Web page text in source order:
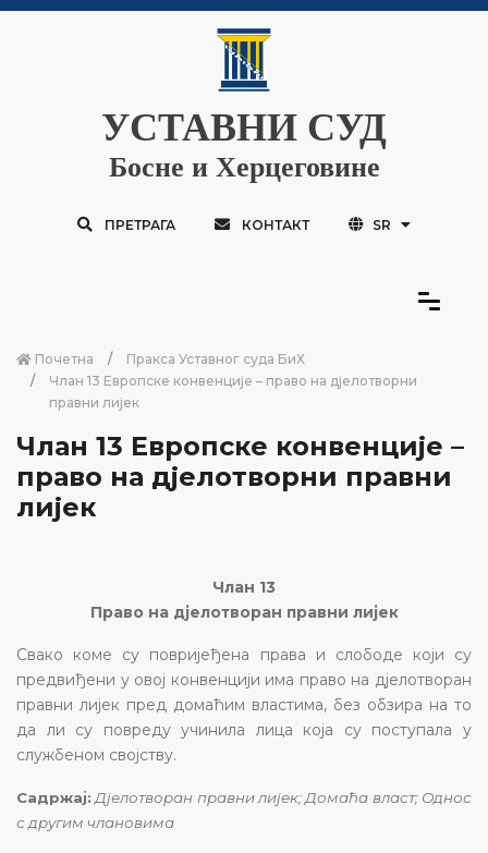
УСТАВНИ СУД
Босне и Херцеговине
ПРЕТРАГА КОНТАКТ SR
Почетна
Пракса Уставног суда БиХ
Члан 13 Европске конвенције – право на дјелотворни
правни лијек
Члан 13 Европске конвенције –
право на дјелотворни правни
лијек
Члан 13
Право на дјелотворан правни лијек
Свако коме су повријеђена права и слободе који су
предвиђени у овој конвенцији има право на дјелотворан
правни лијек пред домаћим властима, без обзира на то
да ли су повреду учинила лица која су поступала у
службеном својству.
Садржај: Дјелотворан правни лијек; Домаћа власт; Однос
с другим члановима